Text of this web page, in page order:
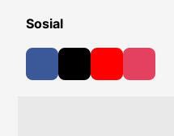
Sosial